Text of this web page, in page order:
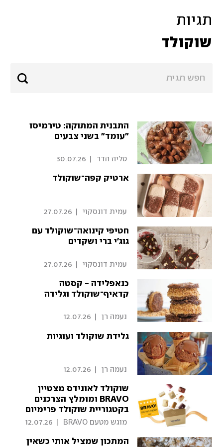
תגיות
שוקולד
התבנית המתוקה: טירמיסו
"עומד" בשני צבעים
טליה הדר 30.07.26
ארטיק קפה־שוקולד
עמית דונסקוי 27.07.26
חטיפי קינואה־שוקולד עם
גוג'י ברי ושקדים
עמית דונסקוי 27.07.26
כנאפלידה - קסטה
קדאיף־שוקולד וגלידה
נעמה רן 12.07.26
גלידת שוקולד ועוגיות
נעמה רן 12.07.26
שוקולד לאונידס מצטיין
BRAVO ומומלץ הצרכנים
בקטגוריית שוקולד פרימיום
לשנת 2026
מוגש מטעם BRAVO 12.07.26
המתכון שמציל אותי כשאין